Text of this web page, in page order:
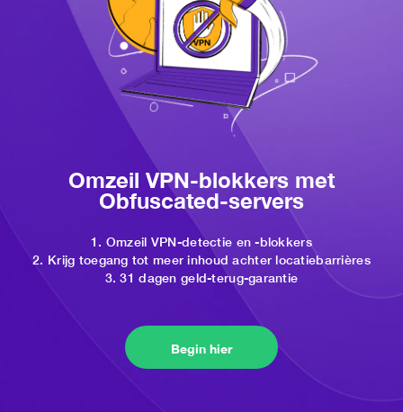
Omzeil VPN-blokkers met
Obfuscated-servers
1. Omzeil VPN-detectie en -blokkers
2. Krijg toegang tot meer inhoud achter locatiebarrières
3. 31 dagen geld-terug-garantie
Begin hier